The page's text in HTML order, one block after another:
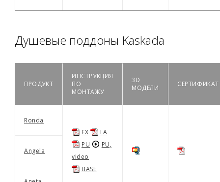
Душевые поддоны Kaskada
ПРОДУКТ
ИНСТРУКЦИЯ
ПО
МОНТАЖУ
3D
МОДЕЛИ
СЕРТИФИКАТ
Ronda
EX
LA
PU
PU,
video
BASE
Angela